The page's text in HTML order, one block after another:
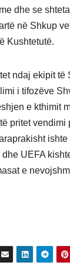
dhe se
në Shkup
Kushtetutë.
ndaj ekipit të
i tifozëve
e kthimit
pritet vendimi
UEFA
e